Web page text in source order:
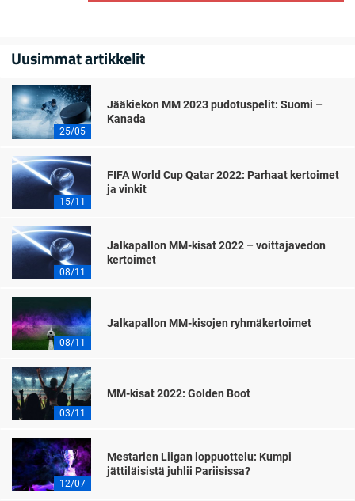
Uusimmat artikkelit
25/05
Jääkiekon MM 2023 pudotuspelit: Suomi –
Kanada
15/11
FIFA World Cup Qatar 2022: Parhaat kertoimet
ja vinkit
08/11
Jalkapallon MM-kisat 2022 – voittajavedon
kertoimet
08/11
Jalkapallon MM-kisojen ryhmäkertoimet
03/11
MM-kisat 2022: Golden Boot
12/07
Mestarien Liigan loppuottelu: Kumpi
jättiläisistä juhlii Pariisissa?